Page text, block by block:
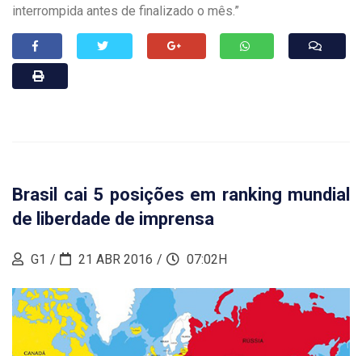
interrompida antes de finalizado o mês.”
Brasil cai 5 posições em ranking mundial
de liberdade de imprensa
G1 21 ABR 2016 07:02H